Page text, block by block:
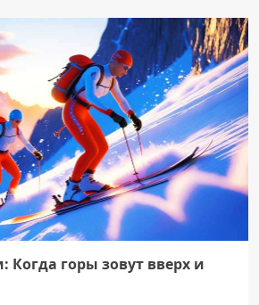
Когда горы зовут вверх и